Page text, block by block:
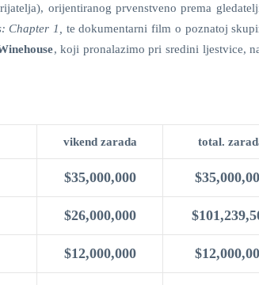
orijentiranog prvenstveno prema
Chapter 1, te dokumentarni film o poznatoj
, koji pronalazimo pri sredini ljestvice,
vikend zarada total.
$35,000,000
$26,000,000
$12,000,000